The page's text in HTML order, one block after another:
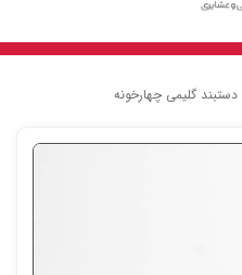
دستبند گلیمی چهارخونه